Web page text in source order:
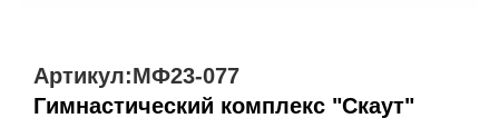
Артикул:МФ23-077
Гимнастический комплекс "Скаут"